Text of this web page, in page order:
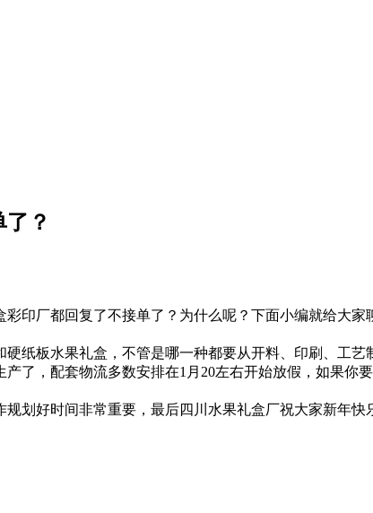
？
印厂都回复了不接单了？为什么呢？下面小编就给大家
纸板水果礼盒，不管是哪一种都要从开料、印刷、工
了，配套物流多数安排在1月20左右开始放假，如果你
划好时间非常重要，最后四川水果礼盒厂祝大家新年快